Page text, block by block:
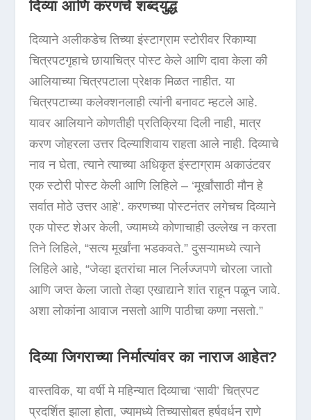
दिव्या आणि करणचे शब्दयुद्ध
दिव्याने अलीकडेच तिच्या इंस्टाग्राम स्टोरीवर रिकाम्या
चित्रपटगृहाचे छायाचित्र पोस्ट केले आणि दावा केला की
आलियाच्या चित्रपटाला प्रेक्षक मिळत नाहीत. या
चित्रपटाच्या कलेक्शनलाही त्यांनी बनावट म्हटले आहे.
यावर आलियाने कोणतीही प्रतिक्रिया दिली नाही, मात्र
करण जोहरला उत्तर दिल्याशिवाय राहता आले नाही. दिव्याचे
नाव न घेता, त्याने त्याच्या अधिकृत इंस्टाग्राम अकाउंटवर
एक स्टोरी पोस्ट केली आणि लिहिले – ‘मूर्खांसाठी मौन हे
सर्वात मोठे उत्तर आहे’. करणच्या पोस्टनंतर लगेचच दिव्याने
एक पोस्ट शेअर केली, ज्यामध्ये कोणाचाही उल्लेख न करता
तिने लिहिले, “सत्य मूर्खांना भडकवते.” दुसऱ्यामध्ये त्याने
लिहिले आहे, “जेव्हा इतरांचा माल निर्लज्जपणे चोरला जातो
आणि जप्त केला जातो तेव्हा एखाद्याने शांत राहून पळून जावे.
अशा लोकांना आवाज नसतो आणि पाठीचा कणा नसतो.”
दिव्या जिगराच्या निर्मात्यांवर का नाराज आहेत?
वास्तविक, या वर्षी मे महिन्यात दिव्याचा ‘सावी’ चित्रपट
प्रदर्शित झाला होता, ज्यामध्ये तिच्यासोबत हर्षवर्धन राणे